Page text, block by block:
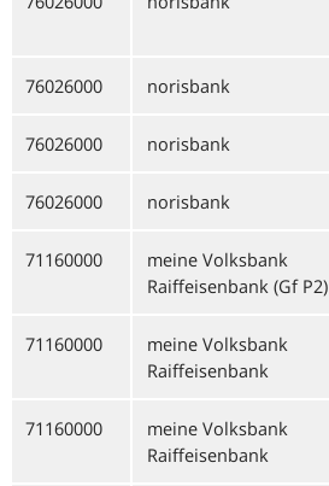
76026000 norisbank
76026000 norisbank
76026000 norisbank
71160000
meine Volksbank
Raiffeisenbank (Gf P2)
71160000
meine Volksbank
Raiffeisenbank
71160000
meine Volksbank
Raiffeisenbank